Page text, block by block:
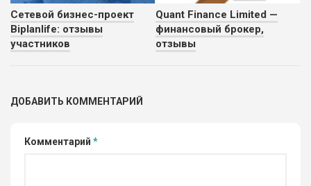
Сетевой бизнес-проект
Biplanlife: отзывы
участников
Quant Finance Limited —
финансовый брокер,
отзывы
ДОБАВИТЬ КОММЕНТАРИЙ
Комментарий *